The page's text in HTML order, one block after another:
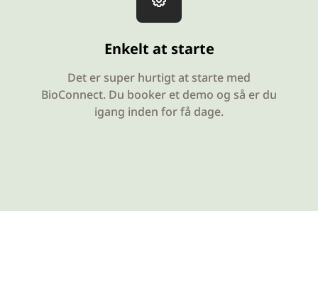
Enkelt at starte
Det er super hurtigt at starte med
BioConnect. Du booker et demo og så er du
igang inden for få dage.